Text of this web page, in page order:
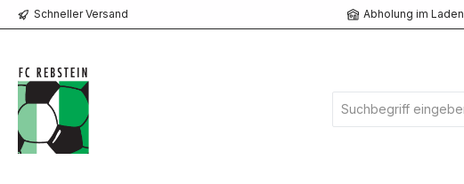
Zur Hauptnavigation springen
Schneller Versand Abholung im Laden